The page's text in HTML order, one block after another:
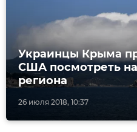
26 июля 2018, 10:37
Украинцы Крыма
США посмотреть
региона